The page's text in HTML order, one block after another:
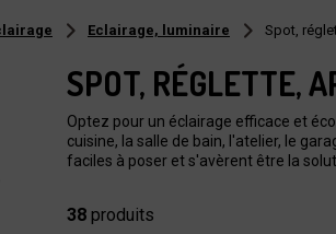
Eclairage, luminaire Spot,
SPOT, RÉGLETTE,
Optez pour un éclairage efficace et
cuisine, la salle de bain, l'atelier, le
faciles à poser et s'avèrent être la
38 produits